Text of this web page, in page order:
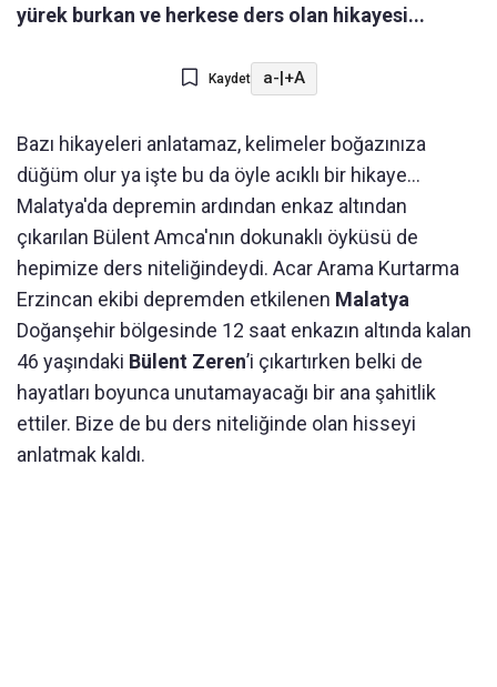
yürek burkan ve herkese ders olan hikayesi...
Kaydet a-|+A
Bazı hikayeleri anlatamaz, kelimeler boğazınıza
düğüm olur ya işte bu da öyle acıklı bir hikaye…
Malatya'da depremin ardından enkaz altından
çıkarılan Bülent Amca'nın dokunaklı öyküsü de
hepimize ders niteliğindeydi. Acar Arama Kurtarma
Erzincan ekibi depremden etkilenen Malatya
Doğanşehir bölgesinde 12 saat enkazın altında kalan
46 yaşındaki Bülent Zeren’i çıkartırken belki de
hayatları boyunca unutamayacağı bir ana şahitlik
ettiler. Bize de bu ders niteliğinde olan hisseyi
anlatmak kaldı.